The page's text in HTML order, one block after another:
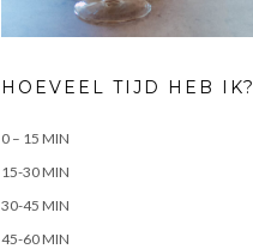
HOEVEEL TIJD HEB IK?
0 – 15 MIN
15-30 MIN
30-45 MIN
45-60 MIN